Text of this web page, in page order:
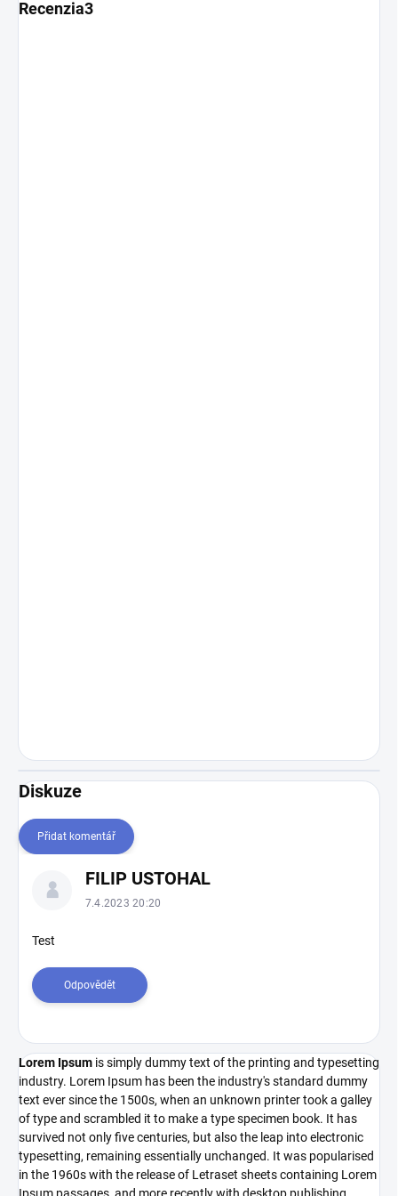
Recenzia3
Diskuze
Přidat komentář
u
z
í
FILIP USTOHAL
7.4.2023 20:20
Test
Odpovědět
Lorem Ipsum is simply dummy text of the printing and typesetting
industry. Lorem Ipsum has been the industry's standard dummy
text ever since the 1500s, when an unknown printer took a galley
of type and scrambled it to make a type specimen book. It has
survived not only five centuries, but also the leap into electronic
typesetting, remaining essentially unchanged. It was popularised
in the 1960s with the release of Letraset sheets containing Lorem